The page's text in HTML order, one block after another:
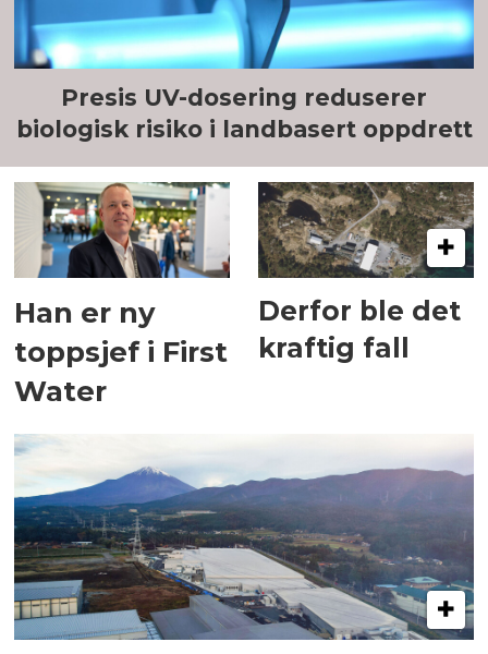
Presis UV-dosering reduserer
biologisk risiko i landbasert oppdrett
Han er ny
toppsjef i First
Water
Derfor ble det
kraftig fall